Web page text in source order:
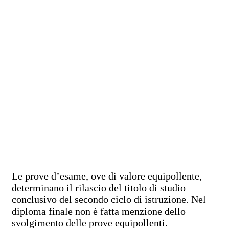
Le prove d’esame, ove di valore equipollente,
determinano il rilascio del titolo di studio
conclusivo del secondo ciclo di istruzione. Nel
diploma finale non è fatta menzione dello
svolgimento delle prove equipollenti.